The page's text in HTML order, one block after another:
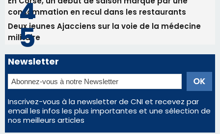
consommation en recul dans les restaurants
Deux jeunes Ajacciens sur la voie de la médecine
militaire
Newsletter
Inscrivez-vous à la newsletter de CNI et recevez par
email les infos les plus importantes et une sélection de
nos meilleurs articles